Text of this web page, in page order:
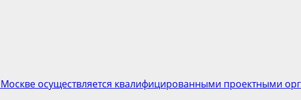
Москве осуществляется квалифицированными проектными